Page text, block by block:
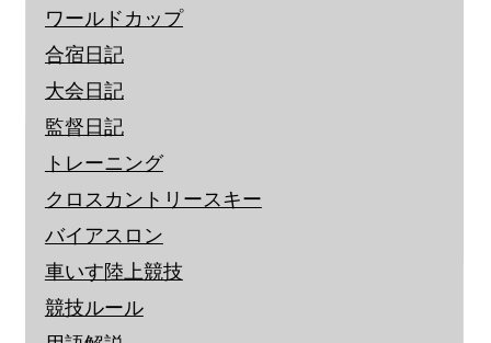
ワールドカップ
合宿日記
大会日記
監督日記
トレーニング
クロスカントリースキー
バイアスロン
車いす陸上競技
競技ルール